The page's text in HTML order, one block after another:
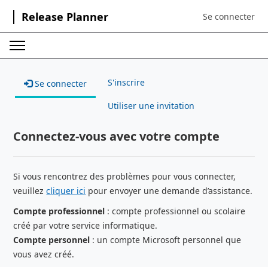
Release Planner Sign in to your
Se connecter
Se connecter S'inscrire
Utiliser une invitation
Connectez-vous avec votre compte
Si vous rencontrez des problèmes pour vous connecter,
veuillezcliquer ici pour envoyer une demande d’assistance.
Compte professionnel : compte professionnel ou scolaire
créé par votre service informatique.
Compte personnel : un compte Microsoft personnel que
vous avez créé.